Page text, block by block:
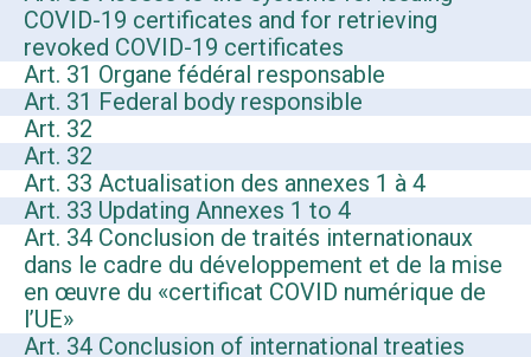
COVID-19 certificates and for retrieving
revoked COVID-19 certificates
Art. 31 Organe fédéral responsable
Art. 31 Federal body responsible
Art. 32
Art. 32
Art. 33 Actualisation des annexes 1 à 4
Art. 33 Updating Annexes 1 to 4
Art. 34 Conclusion de traités internationaux
dans le cadre du développement et de la mise
en œuvre du «certificat COVID numérique de
l’UE»
Art. 34 Conclusion of international treaties